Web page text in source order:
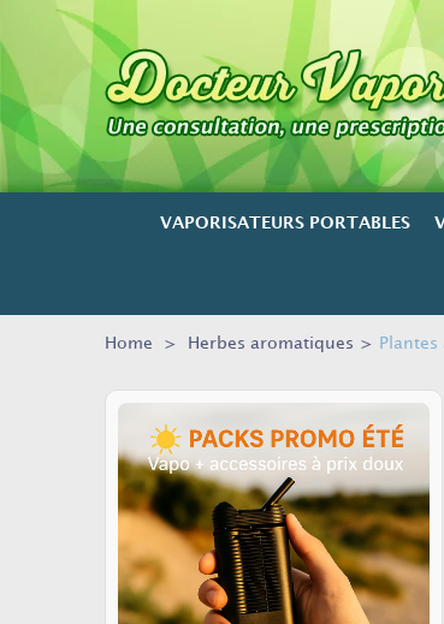
VAPORISATEURS PORTABLES
Home > Herbes aromatiques >